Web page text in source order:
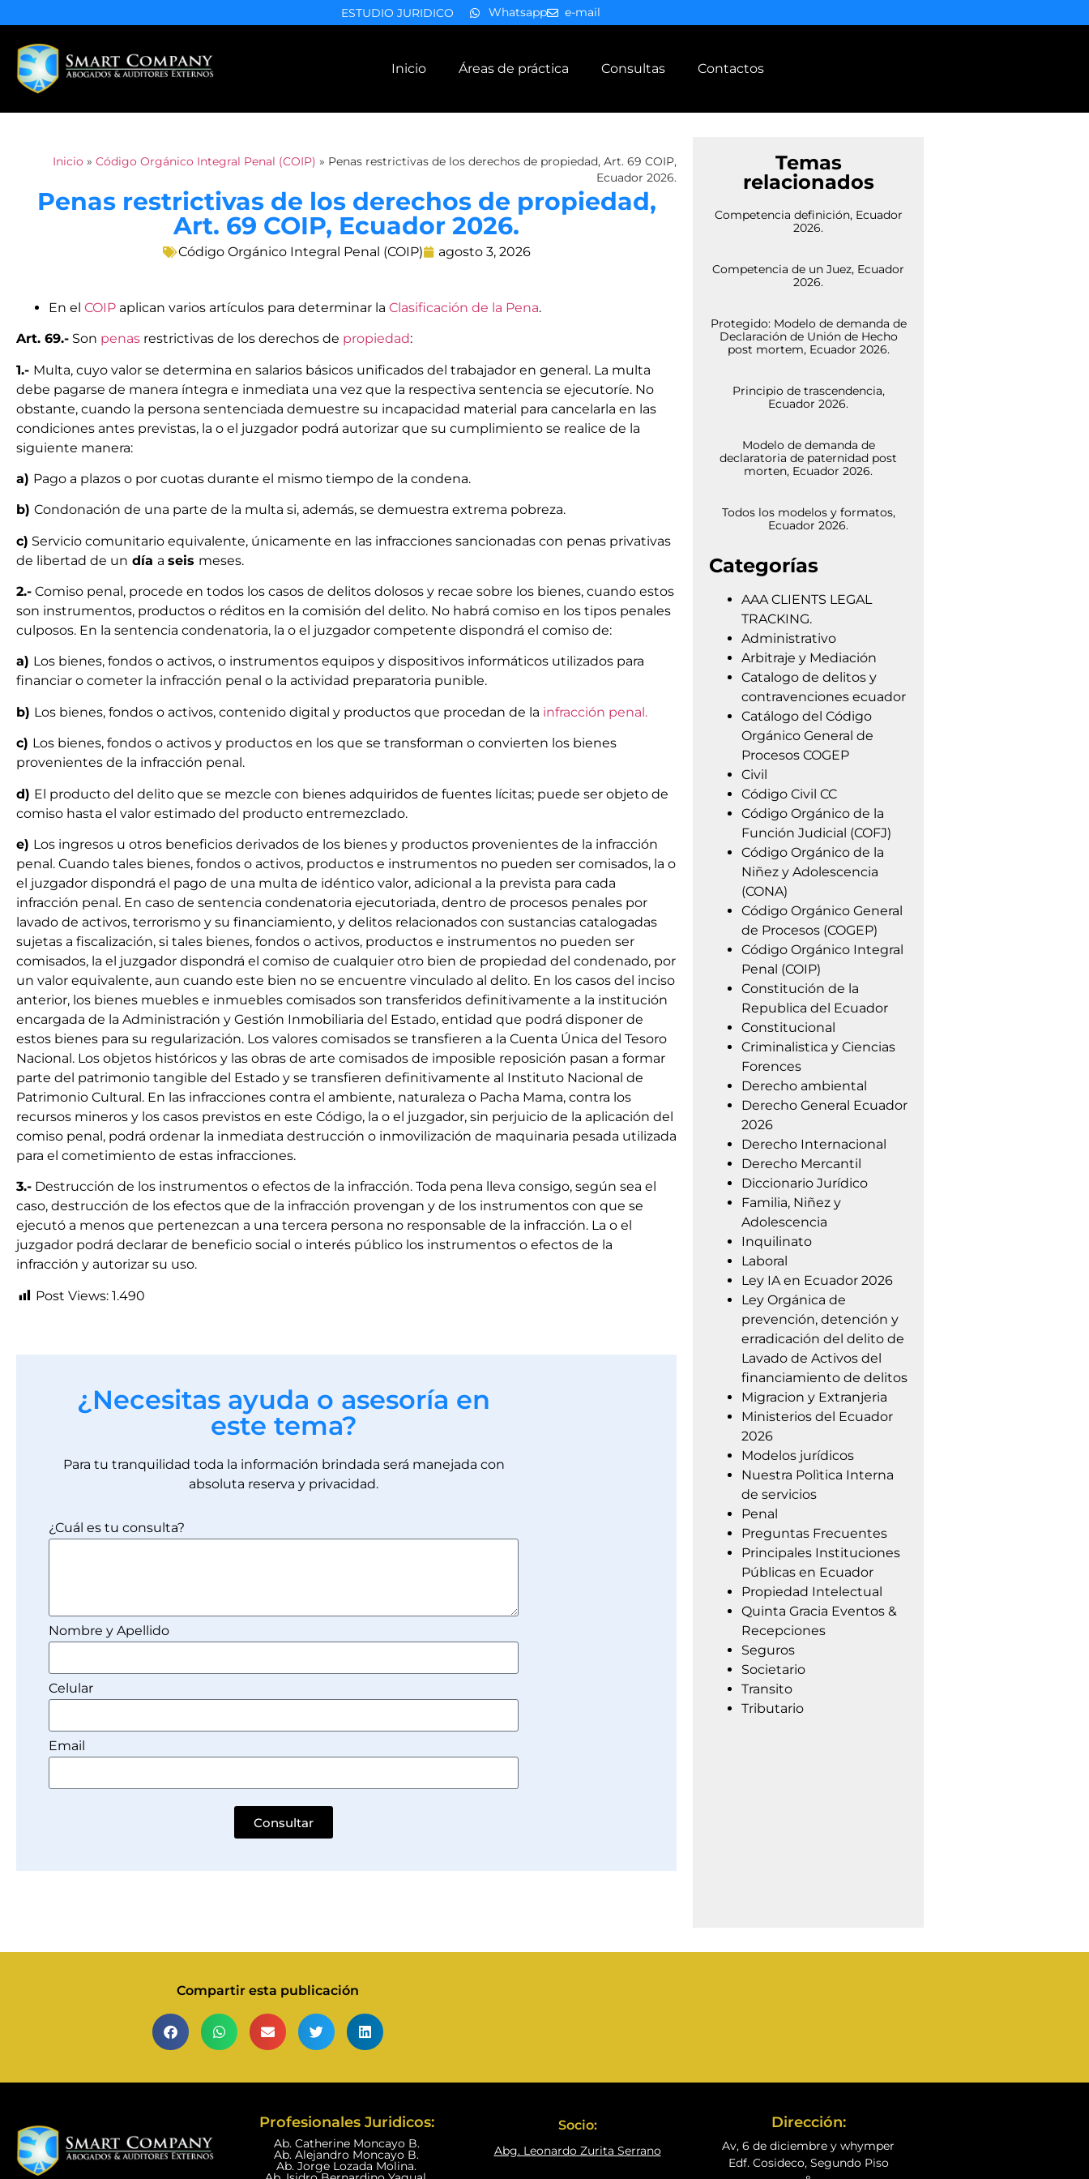
ESTUDIO JURIDICO Whatsapp e-mail
Inicio Áreas de práctica Consultas Contactos
Inicio » Código Orgánico Integral Penal (COIP) » Penas restrictivas de los derechos de propiedad, Art. 69 COIP,
Ecuador 2026.
Penas restrictivas de los derechos de propiedad,
Art. 69 COIP, Ecuador 2026.
Código Orgánico Integral Penal (COIP) agosto 3, 2026
En el COIP aplican varios artículos para determinar la Clasificación de la Pena.
Art. 69.- Son penas restrictivas de los derechos de propiedad:
1.- Multa, cuyo valor se determina en salarios básicos unificados del trabajador en general. La multa
debe pagarse de manera íntegra e inmediata una vez que la respectiva sentencia se ejecutoríe. No
obstante, cuando la persona sentenciada demuestre su incapacidad material para cancelarla en las
condiciones antes previstas, la o el juzgador podrá autorizar que su cumplimiento se realice de la
siguiente manera:
a) Pago a plazos o por cuotas durante el mismo tiempo de la condena.
b) Condonación de una parte de la multa si, además, se demuestra extrema pobreza.
c) Servicio comunitario equivalente, únicamente en las infracciones sancionadas con penas privativas
de libertad de un día a seis meses.
2.- Comiso penal, procede en todos los casos de delitos dolosos y recae sobre los bienes, cuando estos
son instrumentos, productos o réditos en la comisión del delito. No habrá comiso en los tipos penales
culposos. En la sentencia condenatoria, la o el juzgador competente dispondrá el comiso de:
a) Los bienes, fondos o activos, o instrumentos equipos y dispositivos informáticos utilizados para
financiar o cometer la infracción penal o la actividad preparatoria punible.
b) Los bienes, fondos o activos, contenido digital y productos que procedan de la infracción penal.
c) Los bienes, fondos o activos y productos en los que se transforman o convierten los bienes
provenientes de la infracción penal.
d) El producto del delito que se mezcle con bienes adquiridos de fuentes lícitas; puede ser objeto de
comiso hasta el valor estimado del producto entremezclado.
e) Los ingresos u otros beneficios derivados de los bienes y productos provenientes de la infracción
penal. Cuando tales bienes, fondos o activos, productos e instrumentos no pueden ser comisados, la o
el juzgador dispondrá el pago de una multa de idéntico valor, adicional a la prevista para cada
infracción penal. En caso de sentencia condenatoria ejecutoriada, dentro de procesos penales por
lavado de activos, terrorismo y su financiamiento, y delitos relacionados con sustancias catalogadas
sujetas a fiscalización, si tales bienes, fondos o activos, productos e instrumentos no pueden ser
comisados, la el juzgador dispondrá el comiso de cualquier otro bien de propiedad del condenado, por
un valor equivalente, aun cuando este bien no se encuentre vinculado al delito. En los casos del inciso
anterior, los bienes muebles e inmuebles comisados son transferidos definitivamente a la institución
encargada de la Administración y Gestión Inmobiliaria del Estado, entidad que podrá disponer de
estos bienes para su regularización. Los valores comisados se transfieren a la Cuenta Única del Tesoro
Nacional. Los objetos históricos y las obras de arte comisados de imposible reposición pasan a formar
parte del patrimonio tangible del Estado y se transfieren definitivamente al Instituto Nacional de
Patrimonio Cultural. En las infracciones contra el ambiente, naturaleza o Pacha Mama, contra los
recursos mineros y los casos previstos en este Código, la o el juzgador, sin perjuicio de la aplicación del
comiso penal, podrá ordenar la inmediata destrucción o inmovilización de maquinaria pesada utilizada
para el cometimiento de estas infracciones.
3.- Destrucción de los instrumentos o efectos de la infracción. Toda pena lleva consigo, según sea el
caso, destrucción de los efectos que de la infracción provengan y de los instrumentos con que se
ejecutó a menos que pertenezcan a una tercera persona no responsable de la infracción. La o el
juzgador podrá declarar de beneficio social o interés público los instrumentos o efectos de la
infracción y autorizar su uso.
Post Views: 1.490
¿Necesitas ayuda o asesoría en
este tema?
Para tu tranquilidad toda la información brindada será manejada con
absoluta reserva y privacidad.
¿Cuál es tu consulta?
Nombre y Apellido
Celular
Email
Consultar
Temas
relacionados
Competencia definición, Ecuador
2026.
Competencia de un Juez, Ecuador
2026.
Protegido: Modelo de demanda de
Declaración de Unión de Hecho
post mortem, Ecuador 2026.
Principio de trascendencia,
Ecuador 2026.
Modelo de demanda de
declaratoria de paternidad post
morten, Ecuador 2026.
Todos los modelos y formatos,
Ecuador 2026.
Categorías
AAA CLIENTS LEGAL
TRACKING.
Administrativo
Arbitraje y Mediación
Catalogo de delitos y
contravenciones ecuador
Catálogo del Código
Orgánico General de
Procesos COGEP
Civil
Código Civil CC
Código Orgánico de la
Función Judicial (COFJ)
Código Orgánico de la
Niñez y Adolescencia
(CONA)
Código Orgánico General
de Procesos (COGEP)
Código Orgánico Integral
Penal (COIP)
Constitución de la
Republica del Ecuador
Constitucional
Criminalistica y Ciencias
Forences
Derecho ambiental
Derecho General Ecuador
2026
Derecho Internacional
Derecho Mercantil
Diccionario Jurídico
Familia, Niñez y
Adolescencia
Inquilinato
Laboral
Ley IA en Ecuador 2026
Ley Orgánica de
prevención, detención y
erradicación del delito de
Lavado de Activos del
financiamiento de delitos
Migracion y Extranjeria
Ministerios del Ecuador
2026
Modelos jurídicos
Nuestra Polìtica Interna
de servicios
Penal
Preguntas Frecuentes
Principales Instituciones
Públicas en Ecuador
Propiedad Intelectual
Quinta Gracia Eventos &
Recepciones
Seguros
Societario
Transito
Tributario
Compartir esta publicación
Profesionales Juridicos:
Ab. Catherine Moncayo B.
Ab. Alejandro Moncayo B.
Ab. Jorge Lozada Molina.
Socio:
Abg. Leonardo Zurita Serrano
Dirección:
Av, 6 de diciembre y whymper
Edf. Cosideco, Segundo Piso